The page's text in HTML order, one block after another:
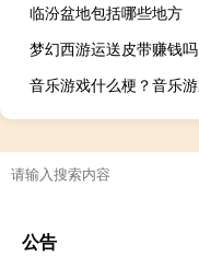
临汾盆地包括哪些地方
梦幻西游运送皮带赚钱吗
公告